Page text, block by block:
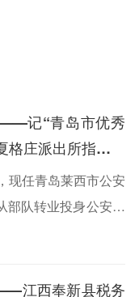
记“青岛市优秀
庄派出所指导员
现任青岛莱西市公安
部队转业投身公安事
江西奉新县税务